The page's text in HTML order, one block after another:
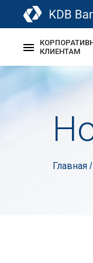
КЛИЕНТАМ
Главная /